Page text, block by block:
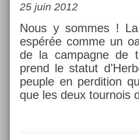
25 juin 2012
Nous y som­mes !
espérée comme un
de la cam­pagne de
prend le statut
peu­ple en per­di­tion
que les deux tour­nois